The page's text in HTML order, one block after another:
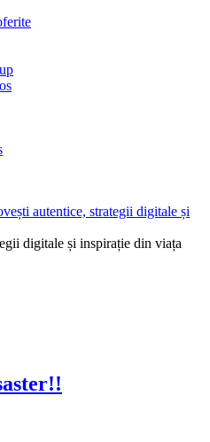
digitale și inspirație din viața